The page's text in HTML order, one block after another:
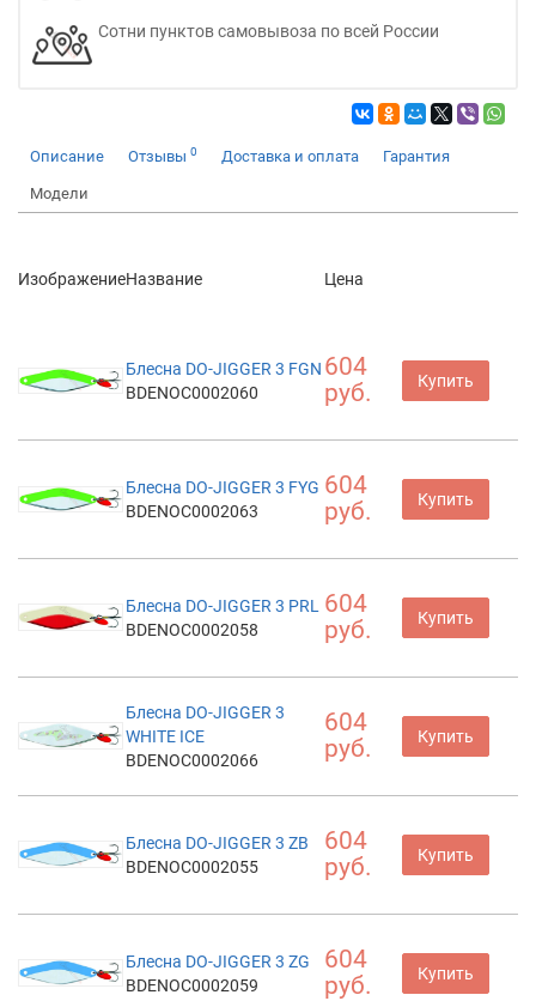
Сотни пунктов самовывоза по всей России
Описание Отзывы 0 Доставка и оплата Гарантия
Модели
ИзображениеНазвание Цена
Блесна DO-JIGGER 3 FGN
BDENOC0002060
604
руб.
Купить
Блесна DO-JIGGER 3 FYG
BDENOC0002063
604
руб.
Купить
Блесна DO-JIGGER 3 PRL
BDENOC0002058
604
руб.
Купить
Блесна DO-JIGGER 3
WHITE ICE
BDENOC0002066
604
руб.
Купить
Блесна DO-JIGGER 3 ZB
BDENOC0002055
604
руб.
Купить
Блесна DO-JIGGER 3 ZG
BDENOC0002059
604
руб.
Купить